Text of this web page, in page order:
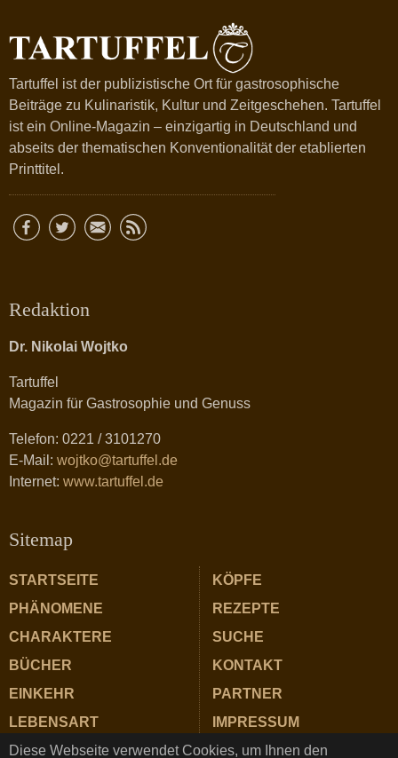
Diese Webseite verwendet Cookies, um Ihnen den
Tartuffel ist der publizistische Ort für gastrosophische
Beiträge zu Kulinaristik, Kultur und Zeitgeschehen. Tartuffel
ist ein Online-Magazin – einzigartig in Deutschland und
abseits der thematischen Konventionalität der etablierten
Printtitel.
Redaktion
Dr. Nikolai Wojtko
Tartuffel
Magazin für Gastrosophie und Genuss
Telefon: 0221 / 3101270
E-Mail: wojtko@tartuffel.de
Internet: www.tartuffel.de
Sitemap
STARTSEITE
PHÄNOMENE
CHARAKTERE
BÜCHER
EINKEHR
LEBENSART
ZUTATEN
KÖPFE
REZEPTE
SUCHE
KONTAKT
PARTNER
IMPRESSUM
DATENSCHUTZ